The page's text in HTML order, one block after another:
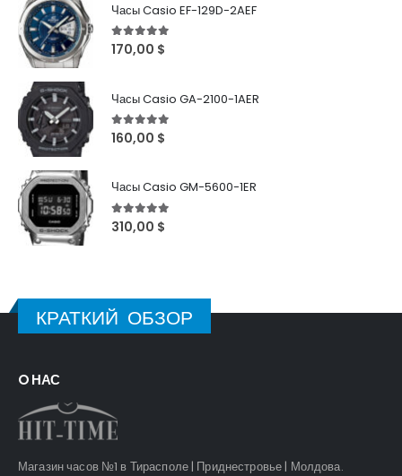
Часы Casio EF-129D-2AEF
5out of 5
170,00 $
Часы Casio GA-2100-1AER
5out of 5
160,00 $
Часы Casio GM-5600-1ER
5out of 5
310,00 $
КРАТКИЙ ОБЗОР
O НАС
Магазин часов №1 в Тирасполе | Приднестровье | Молдова.